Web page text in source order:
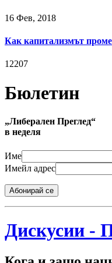
16 Фев, 2018
Как капитализмът
12207
Бюлетин
„Либерален Преглед“
в неделя
Име
Имейл адрес
Абонирай се
Дискусии -